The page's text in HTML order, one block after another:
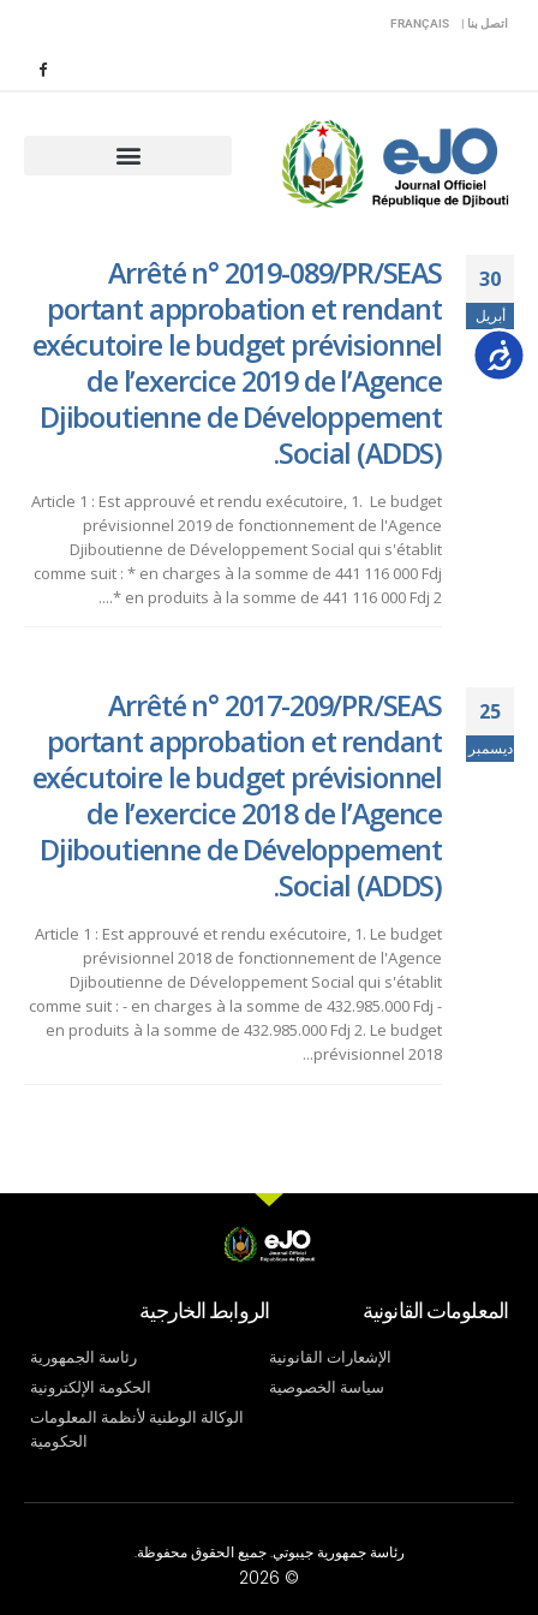
اتصل بنا | FRANÇAIS
30
أبريل
Arrêté n° 2019-089/PR/SEAS
portant approbation et rendant
exécutoire le budget prévisionnel
de l’exercice 2019 de l’Agence
Djiboutienne de Développement
Social (ADDS).
Article 1 : Est approuvé et rendu exécutoire, 1. Le budget
prévisionnel 2019 de fonctionnement de l'Agence
Djiboutienne de Développement Social qui s'établit
comme suit : * en charges à la somme de 441 116 000 Fdj
* en produits à la somme de 441 116 000 Fdj 2....
25
ديسمبر
Arrêté n° 2017-209/PR/SEAS
portant approbation et rendant
exécutoire le budget prévisionnel
de l’exercice 2018 de l’Agence
Djiboutienne de Développement
Social (ADDS).
Article 1 : Est approuvé et rendu exécutoire, 1. Le budget
prévisionnel 2018 de fonctionnement de l'Agence
Djiboutienne de Développement Social qui s'établit
comme suit : - en charges à la somme de 432.985.000 Fdj -
en produits à la somme de 432.985.000 Fdj 2. Le budget
prévisionnel 2018...
المعلومات القانونية
الإشعارات القانونية
سياسة الخصوصية
الروابط الخارجية
رئاسة الجمهورية
الحكومة الإلكترونية
الوكالة الوطنية لأنظمة المعلومات
الحكومية
رئاسة جمهورية جيبوتي. جميع الحقوق محفوظة.
© 2026